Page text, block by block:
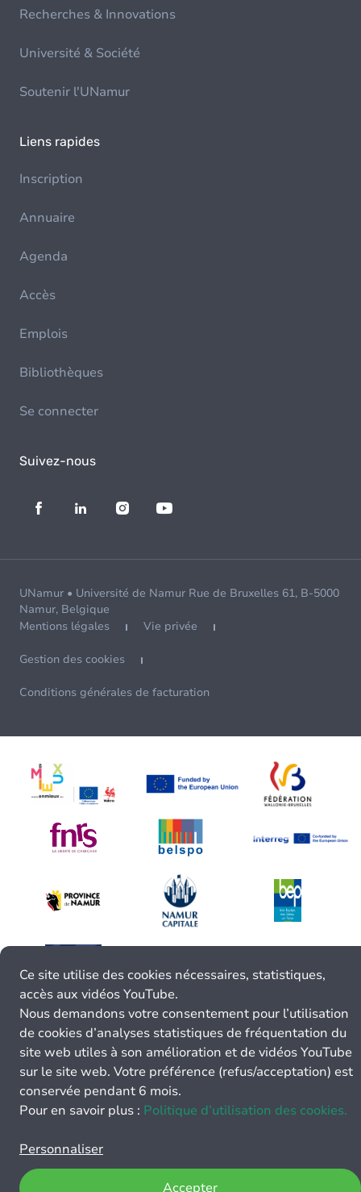
Recherches & Innovations
Université & Société
Soutenir l'UNamur
Liens rapides
Inscription
Annuaire
Agenda
Accès
Emplois
Bibliothèques
Se connecter
Suivez-nous
UNamur • Université de Namur Rue de Bruxelles 61, B-5000
Namur, Belgique
Mentions légales
Vie privée
Gestion des cookies
Conditions générales de facturation
Ce site utilise des cookies nécessaires, statistiques,
accès aux vidéos YouTube.
Nous demandons votre consentement pour l’utilisation
de cookies d’analyses statistiques de fréquentation du
site web utiles à son amélioration et de vidéos YouTube
sur le site web. Votre préférence (refus/acceptation) est
conservée pendant 6 mois.
Pour en savoir plus : Politique d’utilisation des cookies.
Personnaliser
Accepter